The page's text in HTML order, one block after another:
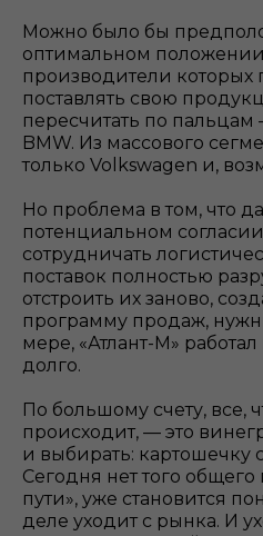
Можно было бы
оптимальном
производители которых
поставлять свою
пересчитать по
BMW. Из массового
только Volkswagen и,
Но проблема в том, что
потенциальном согласии
сотрудничать
поставок полностью
отстроить их заново,
программу продаж,
мере, «Атлант-М»
долго.
По большому счету, все,
происходит, — это
и выбирать: картошечку
Сегодня нет того
пути», уже становится
деле уходит с рынка. И